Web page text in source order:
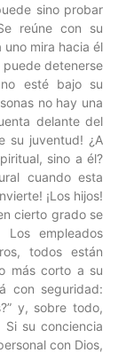
sino probar
reúne con su
mira hacia él
detenerse
esté bajo su
no hay una
delante del
su juventud! ¿A
sino a él?
cuando esta
¡Los hijos!
cierto grado se
empleados
todos están
más corto a su
con seguridad:
y, sobre todo,
su conciencia
con Dios,